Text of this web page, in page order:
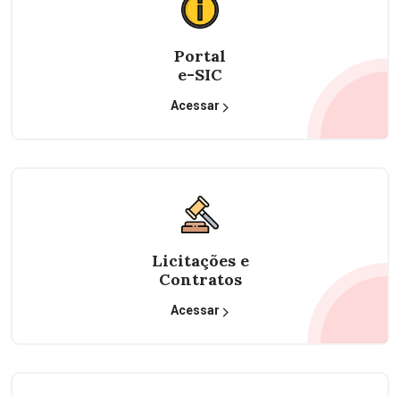
Portal
e-SIC
Acessar
Licitações e
Contratos
Acessar